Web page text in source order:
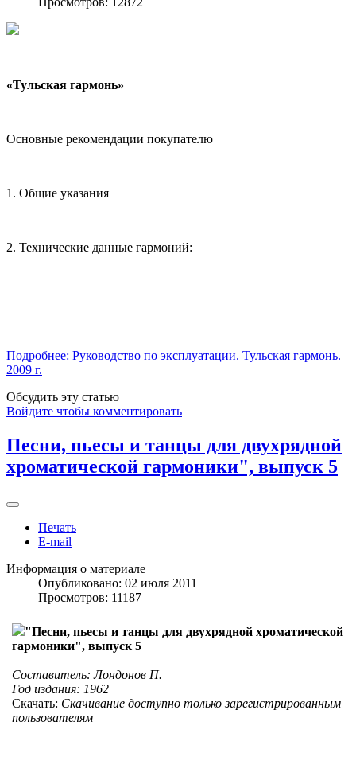
«Тульская гармонь»
Основные рекомендации покупателю
1. Общие указания
2. Технические данные гармоний:
Подробнее: Руководство по эксплуатации. Тульская гармонь.
2009 г.
Обсудить эту статью
Войдите чтобы комментировать
Песни, пьесы и танцы для двухрядной
хроматической гармоники", выпуск 5
Печать
E-mail
Информация о материале
Опубликовано: 02 июля 2011
Просмотров: 11187
"Песни, пьесы и танцы для двухрядной хроматической
гармоники", выпуск 5
Составитель: Лондонов П.
Год издания: 1962
Скачать: Скачивание доступно только зарегистрированным
пользователям